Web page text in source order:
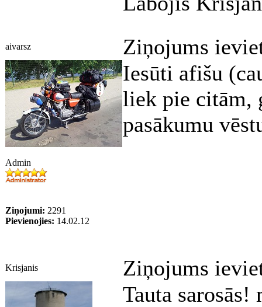
aivarsz Ziņojums
Admin
Ziņojumi: 2291
Pievienojies: 14.02.12
Iesūti afišu
liek pie citām,
pasākumu
Krisjanis Ziņojums
Tauta sarosās!